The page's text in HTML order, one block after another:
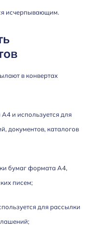
исчерпывающим.
в конвертах
и используется для
документов, каталогов
бумаг формата А4,
писем;
для рассылки